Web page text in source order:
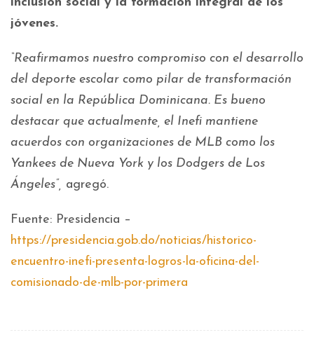
jóvenes.
“Reafirmamos nuestro compromiso con el desarrollo
del deporte escolar como pilar de transformación
social en la República Dominicana. Es bueno
destacar que actualmente, el Inefi mantiene
acuerdos con organizaciones de MLB como los
Yankees de Nueva York y los Dodgers de Los
Ángeles”, agregó.
Fuente: Presidencia –
https://presidencia.gob.do/noticias/historico-
encuentro-inefi-presenta-logros-la-oficina-del-
comisionado-de-mlb-por-primera